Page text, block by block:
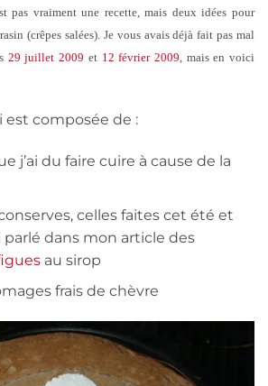
pas vraiment une recette, mais deux idées pour
(crêpes salées). Je vous avais déjà fait pas mal
29 juillet 2009 et 12 février 2009 , mais en voici
est composée de :
j’ai du faire cuire à cause de la
celles faites cet été et
dans mon article des
au sirop
frais de chèvre